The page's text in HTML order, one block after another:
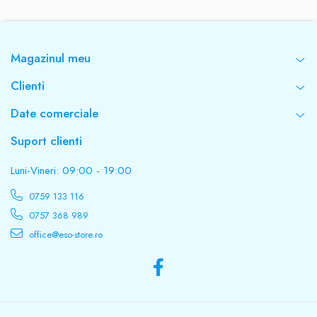
Dimensiuni ( L x l x î )
150 x 130 x 155 mm
Material
Metal
Magazinul meu
Clienti
Date comerciale
Suport clienti
Luni-Vineri: 09:00 - 19:00
0759 133 116
0757 368 989
office@eso-store.ro